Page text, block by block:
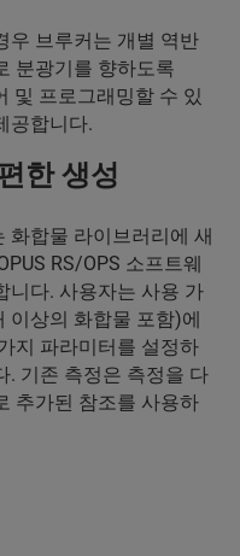
우 브루커는 개별 역반
분광기를 향하도록
및 프로그래밍할 수 있
공합니다.
한 생성
화합물 라이브러리에 새
RS/OPS 소프트웨
니다. 사용자는 사용 가
이상의 화합물 포함)에
지 파라미터를 설정하
. 기존 측정은 측정을 다
추가된 참조를 사용하